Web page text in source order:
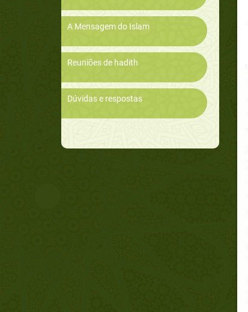
A Mensagem do Islam
Reuniões de hadith
Dúvidas e respostas